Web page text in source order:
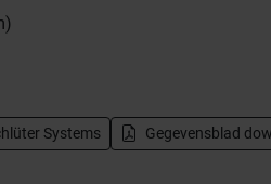
Systems Gegevensblad